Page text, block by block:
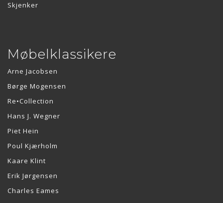
Skjenker
Møbelklassikere
Arne Jacobsen
Børge Mogensen
Re•Collection
Hans J. Wegner
Piet Hein
Poul Kjærholm
Kaare Klint
Erik Jørgensen
Charles Eames